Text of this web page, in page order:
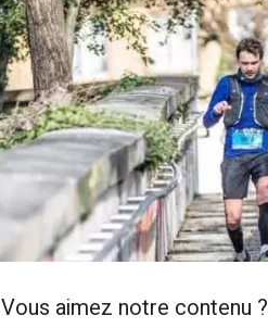
Vous aimez notre contenu ?